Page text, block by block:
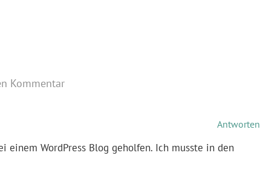
Kommentar
Antworten
einem WordPress Blog geholfen. Ich musste in den